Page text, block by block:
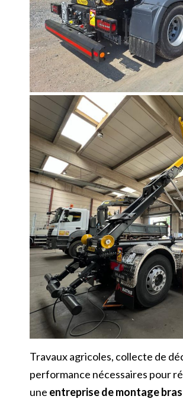
Travaux agricoles, collecte de
performance nécessaires pour
une entreprise de montage